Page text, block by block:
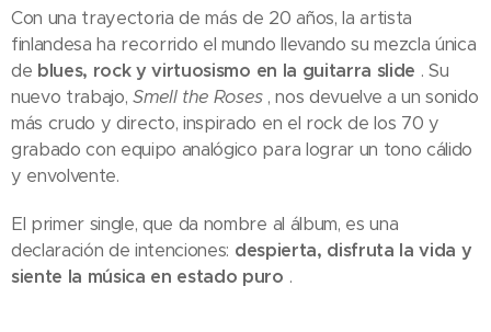
Con una trayectoria de más de 20 años, la artista
finlandesa ha recorrido el mundo llevando su mezcla única
de blues, rock y virtuosismo en la guitarra slide . Su
nuevo trabajo,Smell the Roses, nos devuelve a un sonido
más crudo y directo, inspirado en el rock de los 70 y
grabado con equipo analógico para lograr un tono cálido
y envolvente.
El primer single, que da nombre al álbum, es una
declaración de intenciones: despierta, disfruta la vida y
siente la música en estado puro .